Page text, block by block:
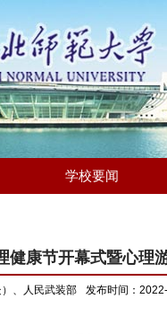
学校要闻
健康节开幕式暨心理
、人民武装部 发布时间：